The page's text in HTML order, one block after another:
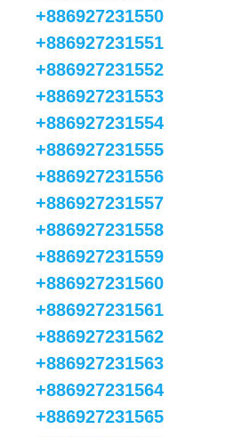
+886927231550
+886927231551
+886927231552
+886927231553
+886927231554
+886927231555
+886927231556
+886927231557
+886927231558
+886927231559
+886927231560
+886927231561
+886927231562
+886927231563
+886927231564
+886927231565